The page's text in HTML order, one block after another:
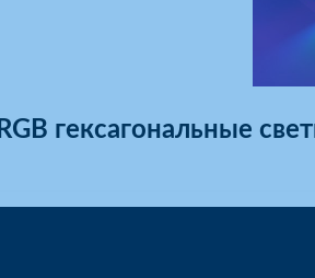
RGB гексагональные